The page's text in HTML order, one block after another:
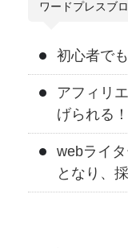
ワードプレスブ
初心者で
アフィリ
げられる！
webライ
となり、